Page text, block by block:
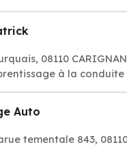
08110 CARIGNAN
à la
Auto
tementale 843,